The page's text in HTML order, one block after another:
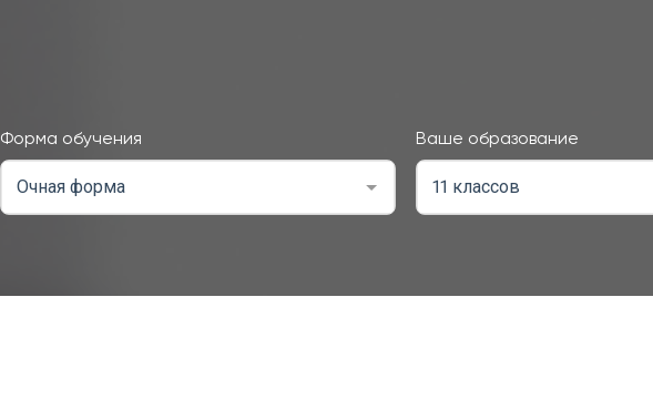
Форма обучения
Очная форма
Ваше образование
11 классов